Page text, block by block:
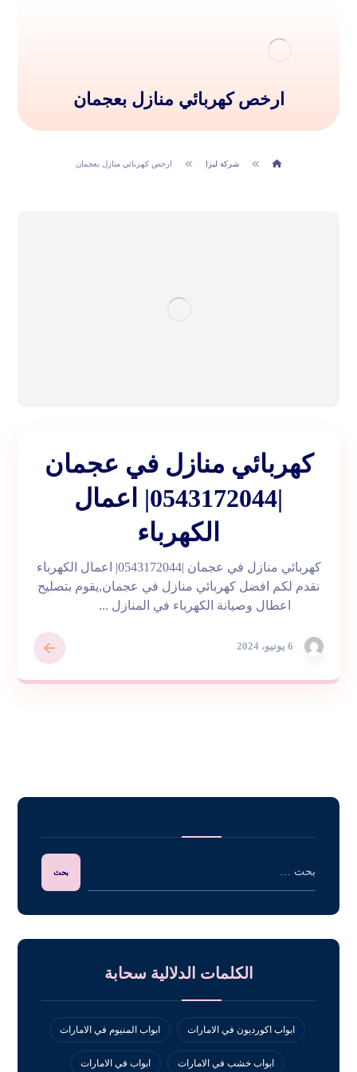
ارخص كهربائي منازل بعجمان
شركة ليزا ارخص كهربائي منازل بعجمان
كهربائي منازل في عجمان
|0543172044| اعمال
الكهرباء
6 يونيو، 2024
كهربائي منازل في عجمان |0543172044| اعمال الكهرباء
نقدم لكم افضل كهربائي منازل في عجمان,يقوم بتصليح
اعطال وصيانة الكهرباء في المنازل ...
الكلمات الدلالية سحابة
ابواب اكورديون في الامارات ابواب المنيوم في الامارات
ابواب خشب في الامارات ابواب في الامارات